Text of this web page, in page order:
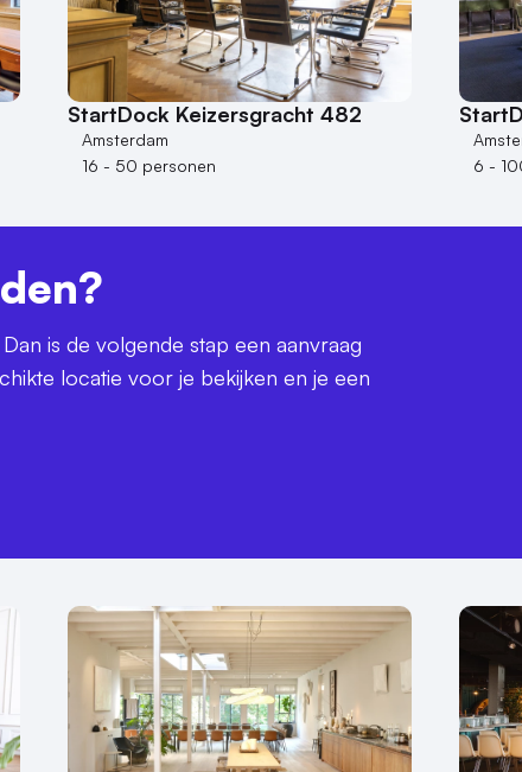
StartDock Keizersgracht 482
Amsterdam
16 - 50 personen
6 -
is de volgende stap een aanvraag
locatie voor je bekijken en je een